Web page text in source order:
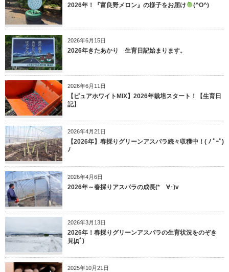
2026年！『富良野メロン』の様子をお届け (^O^)
2026年6月15日
2026年きたあかり 生育日記始まります。
2026年6月11日
【ピュアホワイトMIX】2026年栽培スタート！【生育日
記】
2026年4月21日
【2026年】春採りグリーンアスパラ続々収穫中！( ﾉ ﾟｰﾟ)
ﾉ
2026年4月6日
2026年～春採りアスパラの成長(*ゝ∀･)v
2026年3月13日
2026年！春採りグリーンアスパラの生育状況をのぞき
見|дﾟ)
2025年10月21日